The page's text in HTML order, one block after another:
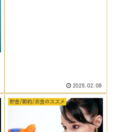
2025.02.08
貯金/節約/お金のススメ